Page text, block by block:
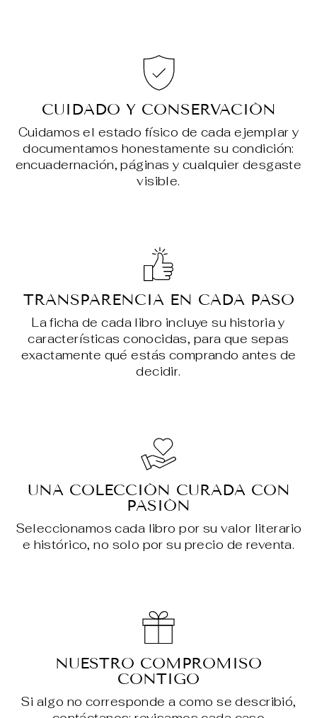
CUIDADO Y CONSERVACIÓN
Cuidamos el estado físico de cada ejemplar y
documentamos honestamente su condición:
encuadernación, páginas y cualquier desgaste
visible.
TRANSPARENCIA EN CADA PASO
La ficha de cada libro incluye su historia y
características conocidas, para que sepas
exactamente qué estás comprando antes de
decidir.
UNA COLECCIÓN CURADA CON
PASIÓN
Seleccionamos cada libro por su valor literario
e histórico, no solo por su precio de reventa.
NUESTRO COMPROMISO
CONTIGO
Si algo no corresponde a como se describió,